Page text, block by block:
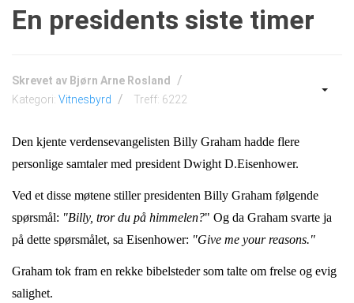
En presidents siste timer
Skrevet av Bjørn Arne Rosland
Kategori: Vitnesbyrd Treff: 6222
Den kjente verdensevangelisten Billy Graham hadde flere
personlige samtaler med president Dwight D.Eisenhower.
Ved et disse møtene stiller presidenten Billy Graham følgende
spørsmål: "Billy, tror du på himmelen?" Og da Graham svarte ja
på dette spørsmålet, sa Eisenhower: "Give me your reasons."
Graham tok fram en rekke bibelsteder som talte om frelse og evig
salighet.